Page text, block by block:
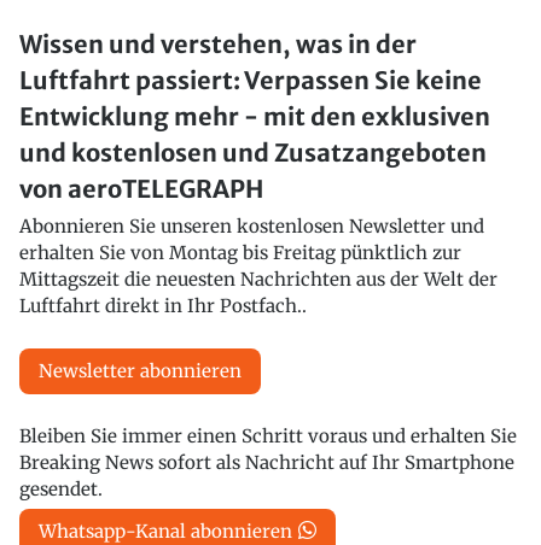
Wissen und verstehen, was in der
Luftfahrt passiert: Verpassen Sie keine
Entwicklung mehr - mit den exklusiven
und kostenlosen und Zusatzangeboten
von aeroTELEGRAPH
Abonnieren Sie unseren kostenlosen Newsletter und
erhalten Sie von Montag bis Freitag pünktlich zur
Mittagszeit die neuesten Nachrichten aus der Welt der
Luftfahrt direkt in Ihr Postfach..
Newsletter abonnieren
Bleiben Sie immer einen Schritt voraus und erhalten Sie
Breaking News sofort als Nachricht auf Ihr Smartphone
gesendet.
Whatsapp-Kanal abonnieren